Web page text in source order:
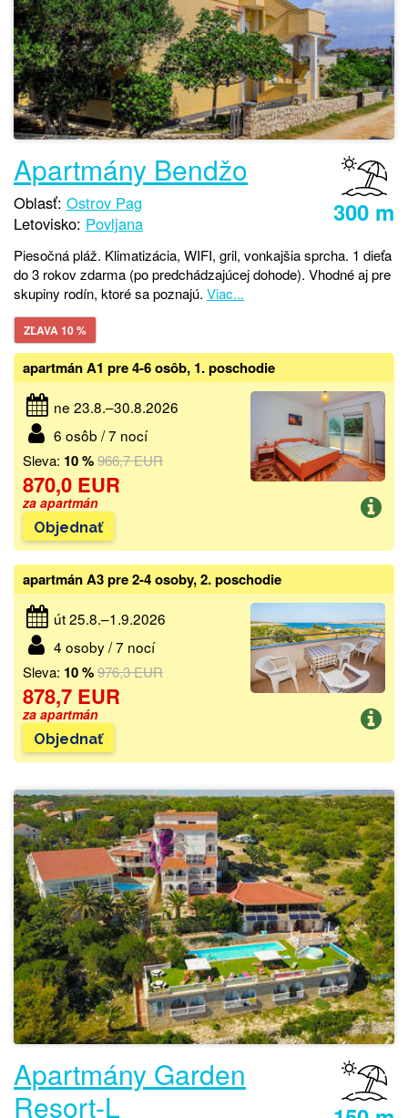
300 m
Apartmány Bendžo
Oblasť: Ostrov Pag
Letovisko: Povljana
Piesočná pláž. Klimatizácia, WIFI, gril, vonkajšia sprcha. 1 dieťa
do 3 rokov zdarma (po predchádzajúcej dohode). Vhodné aj pre
skupiny rodín, ktoré sa poznajú. Viac...
ZĽAVA 10 %
apartmán A1 pre 4-6 osôb, 1. poschodie
ne 23.8.–30.8.2026
6 osôb / 7 nocí
Sleva: 10 %966,7 EUR
870,0 EUR
za apartmán
Objednať
apartmán A3 pre 2-4 osoby, 2. poschodie
út 25.8.–1.9.2026
4 osoby / 7 nocí
Sleva: 10 %976,3 EUR
878,7 EUR
za apartmán
Objednať
Apartmány Garden
Resort-L